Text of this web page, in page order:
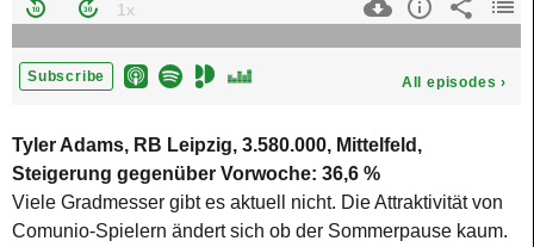
Tyler Adams, RB Leipzig, 3.580.000, Mittelfeld,
Steigerung gegenüber Vorwoche: 36,6 %
Viele Gradmesser gibt es aktuell nicht. Die Attraktivität von
Comunio-Spielern ändert sich ob der Sommerpause kaum.